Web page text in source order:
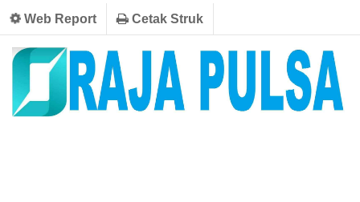
Web Report Cetak Struk